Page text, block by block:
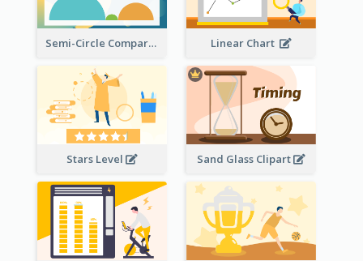
Semi-Circle Comparison Linear Chart
Stars Level Sand Glass Clipart